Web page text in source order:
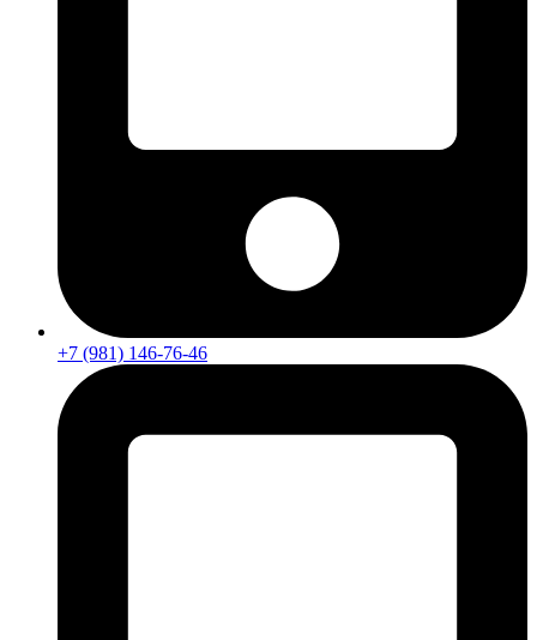
+7 (981) 146-76-46